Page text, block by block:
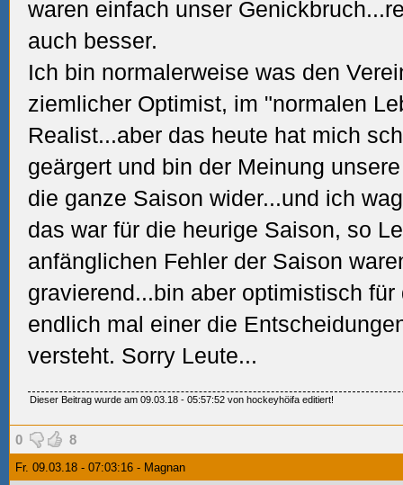
waren einfach unser
auch besser.
Ich bin normalerweise was den
ziemlicher Optimist, im "normalen
Realist...aber das heute hat mich
geärgert und bin der Meinung
die ganze Saison wider...und ich
das war für die heurige Saison, so
anfänglichen Fehler der Saison
gravierend...bin aber optimistisch
endlich mal einer die
versteht. Sorry Leute...
Dieser Beitrag wurde am 09.03.18 - 05:57:52 von hockeyhöifa editiert!
0 8
Fr. 09.03.18 - 07:03:16 - Magnan